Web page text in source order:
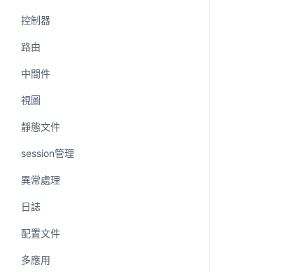
控制器
路由
中間件
視圖
靜態文件
session管理
異常處理
日誌
配置文件
多應用